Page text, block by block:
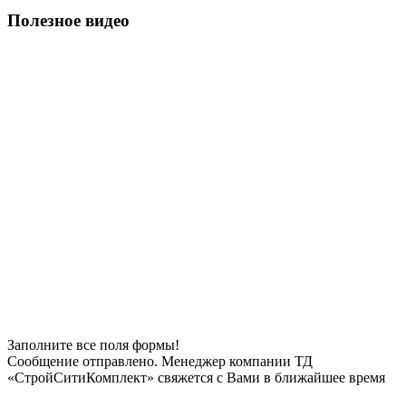
Полезное видео
Заполните все поля формы!
Сообщение отправлено. Менеджер компании ТД
«СтройСитиКомплект» свяжется с Вами в ближайшее время